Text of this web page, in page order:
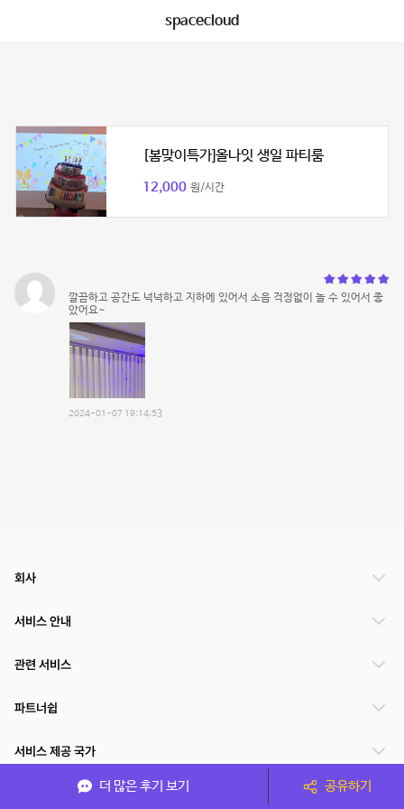
spacecloud
[봄맞이특가]올나잇 생일 파티룸
12,000 원/시간
깔끔하고 공간도 넉넉하고 지하에 있어서 소음 걱정없이 놀 수 있어서 좋
았어요~
2024-01-07 19:14:53
더 많은 후기 보기 공유하기
회사
서비스 안내
관련 서비스
파트너쉽
서비스 제공 국가